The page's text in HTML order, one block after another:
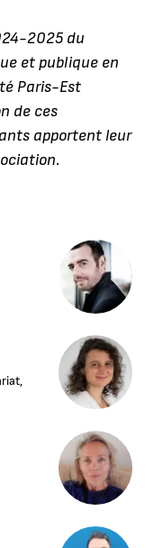
2025 du
et publique en
Paris-Est
de ces
apportent leur